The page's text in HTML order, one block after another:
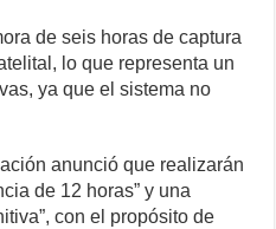
de seis horas de captura
lo que representa un
ya que el sistema no
anunció que realizarán
de 12 horas” y una
con el propósito de